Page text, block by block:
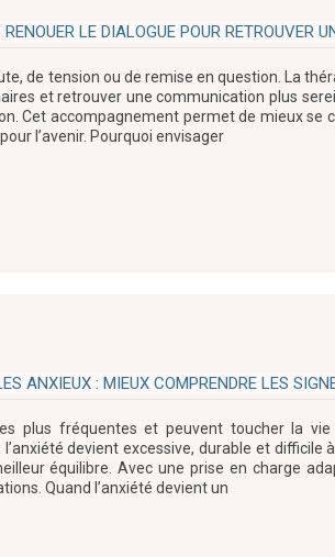
LE DIALOGUE POUR RETROUVER
de tension ou de remise en question. La
et retrouver une communication plus
Cet accompagnement permet de mieux se
l’avenir. Pourquoi envisager
ANXIEUX : MIEUX COMPRENDRE LES
plus fréquentes et peuvent toucher la
devient excessive, durable et difficile
équilibre. Avec une prise en charge
Quand l’anxiété devient un